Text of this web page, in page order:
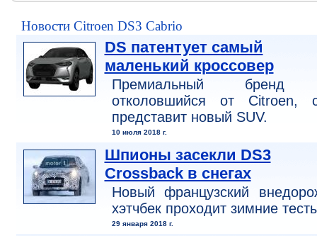
Новости Citroen DS3 Cabrio
DS патентует самый
маленький кроссовер
Премиальный бренд
отколовшийся от Citroen,
представит новый SUV.
10 июля 2018 г.
Шпионы засекли DS3
Crossback в снегах
Новый французский
хэтчбек проходит зимние
29 января 2018 г.